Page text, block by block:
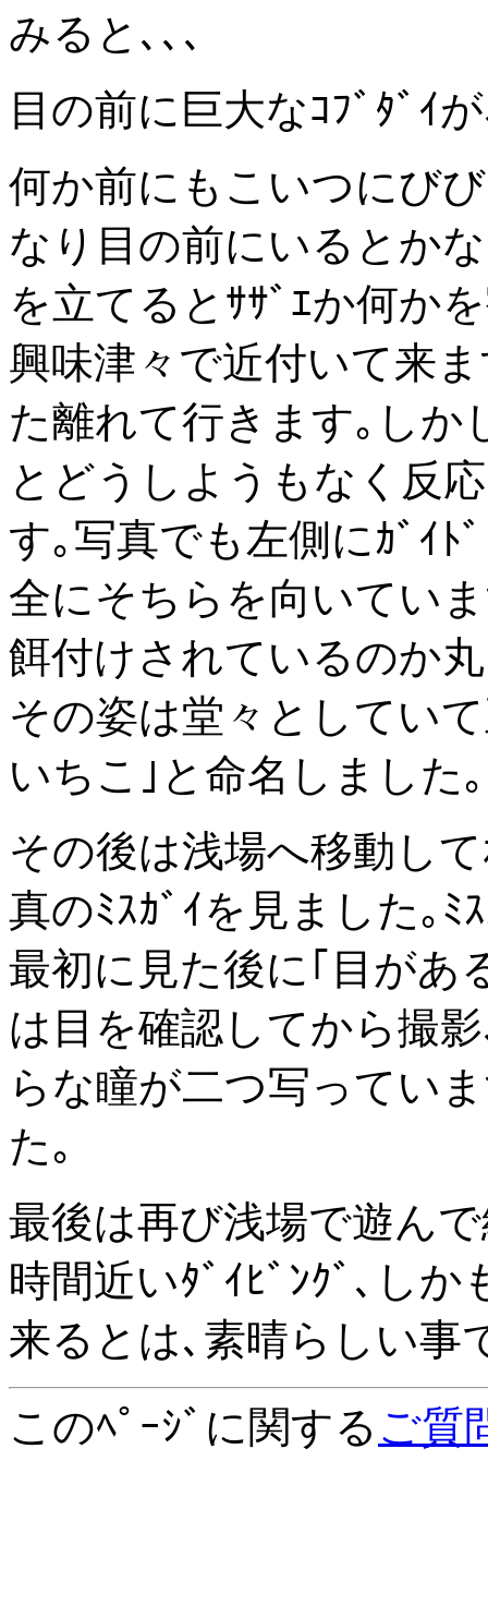
みると､､､
目の前に巨大なｺﾌﾞﾀﾞｲ
何か前にもこいつにび
なり目の前にいるとか
を立てるとｻｻﾞｴか何か
興味津々で近付いて来
た離れて行きます｡しか
とどうしようもなく反
す｡写真でも左側にｶﾞｲ
全にそちらを向いてい
餌付けされているのか
その姿は堂々としてい
いちこ｣と命名しました｡
その後は浅場へ移動して
真のﾐｽｶﾞｲを見ました｡
最初に見た後に｢目があ
は目を確認してから撮
らな瞳が二つ写ってい
た｡
最後は再び浅場で遊ん
時間近いﾀﾞｲﾋﾞﾝｸﾞ､し
来るとは､素晴らしい事
このﾍﾟｰｼﾞに関する ご質